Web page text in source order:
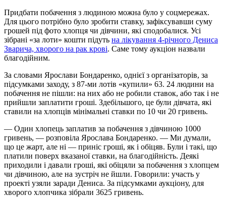
Придбати побачення з людиною можна було у соцмережах.
Для цього потрібно було зробити ставку, зафіксувавши суму
грошей під фото хлопця чи дівчини, які сподобалися. Усі
зібрані «за лоти» кошти підуть на лікування 4-річного Дениса
Зварича, хворого на рак крові. Саме тому аукціон назвали
благодійним.
За словами Ярослави Бондаренко, однієї з організаторів, за
підсумками заходу, з 87-ми лотів «купили» 63. 24 людини на
побачення не пішли: на них або не робили ставок, або так і не
прийшли заплатити гроші. Здебільшого, це були дівчата, які
ставили на хлопців мінімальні ставки по 10 чи 20 гривень.
— Один хлопець заплатив за побачення з дівчиною 1000
гривень, — розповіла Ярослава Бондаренко. — Ми думали,
що це жарт, але ні — приніс гроші, як і обіцяв. Були і такі, що
платили поверх вказаної ставки, на благодійність. Деякі
приходили і давали гроші, які обіцяли за побачення з хлопцем
чи дівчиною, але на зустріч не йшли. Говорили: участь у
проекті узяли заради Дениса. За підсумками аукціону, для
хворого хлопчика зібрали 3625 гривень.